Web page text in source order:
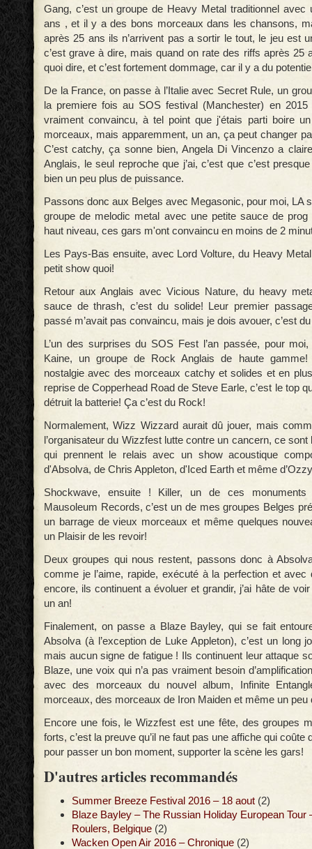
Gang, c’est un groupe de Heavy Metal traditionnel avec
ans , et il y a des bons morceaux dans les chansons,
après 25 ans ils n’arrivent pas a sortir le tout, le jeu est
c’est grave à dire, mais quand on rate des riffs après 25
quoi dire, et c’est fortement dommage, car il y a du
De la France, on passe à l’Italie avec Secret Rule, un
la premiere fois au SOS festival (Manchester) en
vraiment convaincu, à tel point que j'étais parti boire
morceaux, mais apparemment, un an, ça peut changer
C’est catchy, ça sonne bien, Angela Di Vincenzo a
Anglais, le seul reproche que j’ai, c’est que c’est
bien un peu plus de puissance.
Passons donc aux Belges avec Megasonic, pour moi, LA
groupe de melodic metal avec une petite sauce de
haut niveau, ces gars m'ont convaincu en moins de 2
Les Pays-Bas ensuite, avec Lord Volture, du Heavy
petit show quoi!
Retour aux Anglais avec Vicious Nature, du heavy
sauce de thrash, c’est du solide! Leur premier
passé m’avait pas convaincu, mais je dois avouer, c’est
L’un des surprises du SOS Fest l’an passée, pour
Kaine, un groupe de Rock Anglais de haute
nostalgie avec des morceaux catchy et solides et en
reprise de Copperhead Road de Steve Earle, c’est le top
détruit la batterie! Ça c’est du Rock!
Normalement, Wizz Wizzard aurait dû jouer, mais
l’organisateur du Wizzfest lutte contre un cancern, ce
qui prennent le relais avec un show acoustique
d'Absolva, de Chris Appleton, d'Iced Earth et même
Shockwave, ensuite ! Killer, un de ces
Mausoleum Records, c’est un de mes groupes Belges
un barrage de vieux morceaux et même quelques
un Plaisir de les revoir!
Deux groupes qui nous restent, passons donc à
comme je l’aime, rapide, exécuté à la perfection et
encore, ils continuent a évoluer et grandir, j’ai hâte de
un an!
Finalement, on passe a Blaze Bayley, qui se fait
Absolva (à l’exception de Luke Appleton), c’est un long
mais aucun signe de fatigue ! Ils continuent leur attaque
Blaze, une voix qui n’a pas vraiment besoin
avec des morceaux du nouvel album, Infinite
morceaux, des morceaux de Iron Maiden et même un peu
Encore une fois, le Wizzfest est une fête, des groupes
forts, c’est la preuve qu’il ne faut pas une affiche qui coûte
pour passer un bon moment, supporter la scène les gars!
D'autres articles recommandés
Summer Breeze Festival 2016 – 18 aout (2)
Blaze Bayley – The Russian Holiday European Tour
Roulers, Belgique (2)
Wacken Open Air 2016 – Chronique (2)